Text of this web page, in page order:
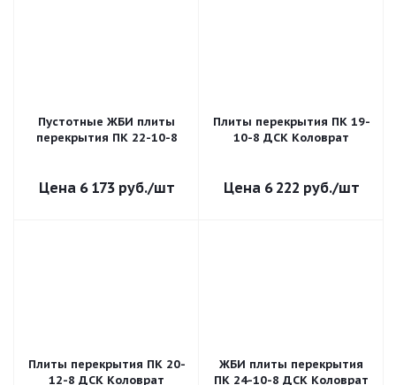
Пустотные ЖБИ плиты
перекрытия ПК 22-10-8
6 173руб./шт
Плиты перекрытия ПК 19-
10-8 ДСК Коловрат
6 222 руб./шт
Плиты перекрытия ПК 20-
12-8 ДСК Коловрат
ЖБИ плиты перекрытия
ПК 24-10-8 ДСК Коловрат